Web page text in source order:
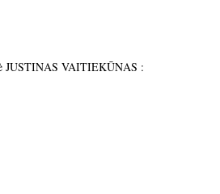
JUSTINAS VAITIEKŪNAS :